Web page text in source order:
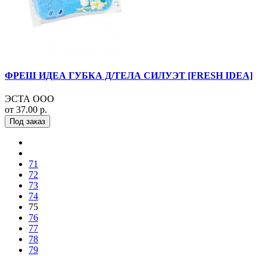
ФРЕШ ИДЕА ГУБКА Д/ТЕЛА СИЛУЭТ [FRESH IDEA]
ЭСТА ООО
от 37.00 р.
Под заказ
71
72
73
74
75
76
77
78
79